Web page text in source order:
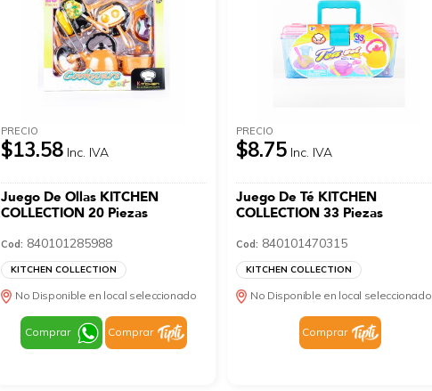
PRECIO
$13.58 Inc. IVA
Juego De Ollas KITCHEN
COLLECTION 20 Piezas
Cod: 840101285988
KITCHEN COLLECTION
No Disponible en local seleccionado
Comprar Comprar
PRECIO
$8.75 Inc. IVA
Juego De Té KITCHEN
COLLECTION 33 Piezas
Cod: 840101470315
KITCHEN COLLECTION
No Disponible en local seleccionado
Comprar